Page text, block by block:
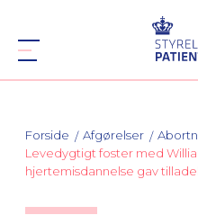
Forside Afgørelser
Levedygtigt foster med
hjertemisdannelse gav